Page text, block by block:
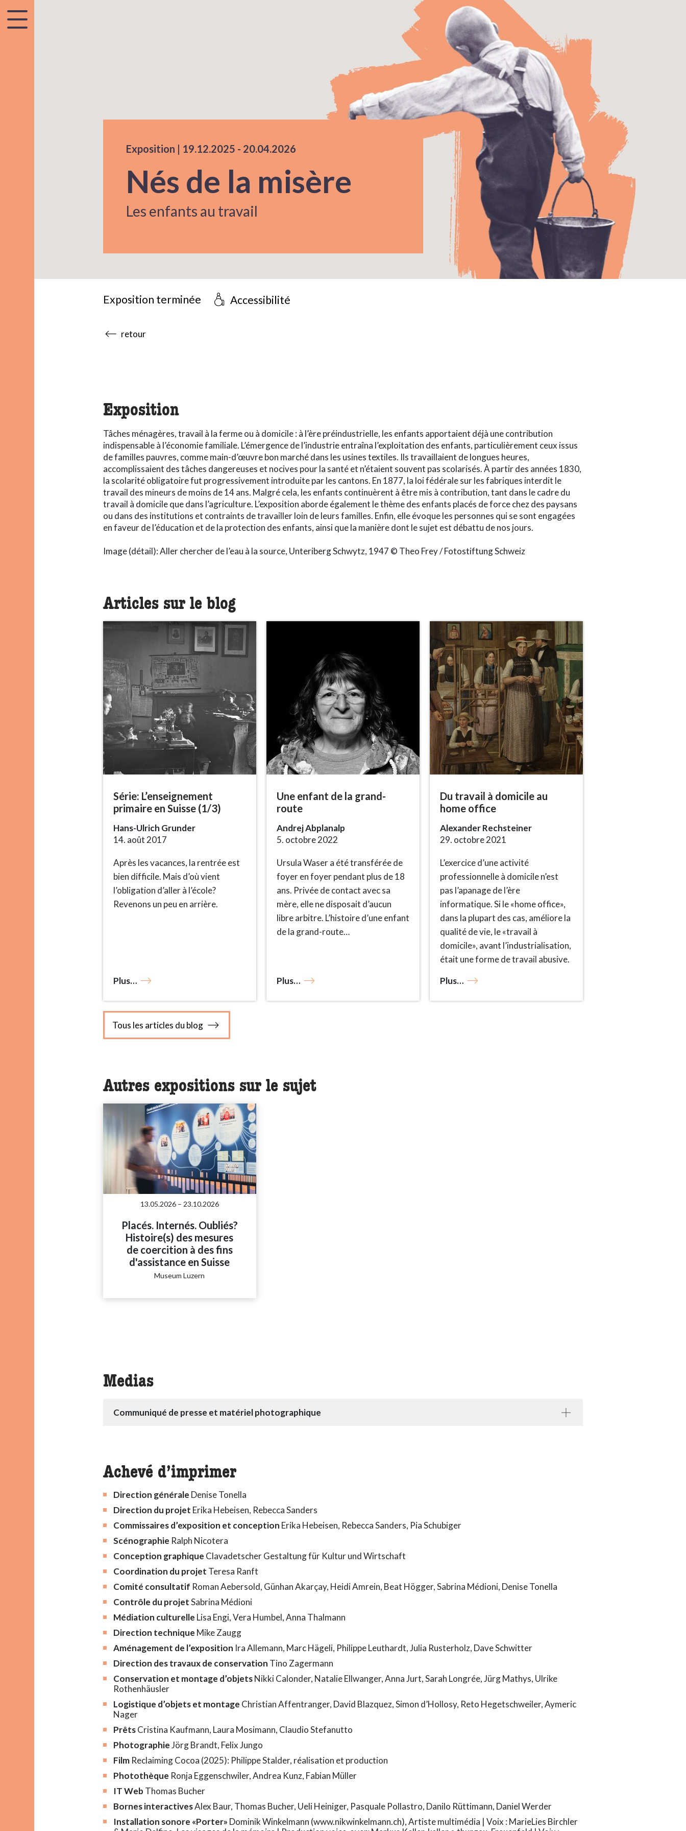
accessibility.menu
Nés de la misère
Les enfants au travail
Exposition | 19.12.2025 accessibility.time_to
- 20.04.2026
Exposition terminée Accessibilité
accessibility.sr-only.body-term
retour
Exposition
Tâches ménagères, travail à la ferme ou à domicile : à l’ère préindustrielle, les enfants apportaient déjà une contribution
indispensable à l’économie familiale. L’émergence de l’industrie entraîna l’exploitation des enfants, particulièrement ceux issus
de familles pauvres, comme main-d’œuvre bon marché dans les usines textiles. Ils travaillaient de longues heures,
accomplissaient des tâches dangereuses et nocives pour la santé et n’étaient souvent pas scolarisés. À partir des années 1830,
la scolarité obligatoire fut progressivement introduite par les cantons. En 1877, la loi fédérale sur les fabriques interdit le
travail des mineurs de moins de 14 ans. Malgré cela, les enfants continuèrent à être mis à contribution, tant dans le cadre du
travail à domicile que dans l’agriculture. L’exposition aborde également le thème des enfants placés de force chez des paysans
ou dans des institutions et contraints de travailler loin de leurs familles. Enfin, elle évoque les personnes qui se sont engagées
en faveur de l’éducation et de la protection des enfants, ainsi que la manière dont le sujet est débattu de nos jours.
Image (détail): Aller chercher de l’eau à la source, Unteriberg Schwytz, 1947 © Theo Frey / Fotostiftung Schweiz
Articles sur le blog
Série: L’enseignement
primaire en Suisse (1/3)
Hans-Ulrich Grunder
14. août 2017
Après les vacances, la rentrée est
bien difficile. Mais d’où vient
l’obligation d’aller à l’école?
Revenons un peu en arrière.
Plus…
Une enfant de la grand-
route
Andrej Abplanalp
5. octobre 2022
Ursula Waser a été transférée de
foyer en foyer pendant plus de 18
ans. Privée de contact avec sa
mère, elle ne disposait d’aucun
libre arbitre. L’histoire d’une enfant
de la grand-route…
Plus…
Du travail à domicile au
home office
Alexander Rechsteiner
29. octobre 2021
L’exercice d’une activité
professionnelle à domicile n’est
pas l’apanage de l’ère
informatique. Si le «home office»,
dans la plupart des cas, améliore la
qualité de vie, le «travail à
domicile», avant l’industrialisation,
était une forme de travail abusive.
Plus…
Tous les articles du blog
Autres expositions sur le sujet
13.05.2026 – 23.10.2026
Placés. Internés. Oubliés?
Histoire(s) des mesures
de coercition à des fins
d'assistance en Suisse
Museum Luzern
Medias
Communiqué de presse et matériel photographique
Achevé d’imprimer
Direction générale Denise Tonella
Direction du projet Erika Hebeisen, Rebecca Sanders
Commissaires d’exposition et conception Erika Hebeisen, Rebecca Sanders, Pia Schubiger
Scénographie Ralph Nicotera
Conception graphique Clavadetscher Gestaltung für Kultur und Wirtschaft
Coordination du projet Teresa Ranft
Comité consultatif Roman Aebersold, Günhan Akarçay, Heidi Amrein, Beat Högger, Sabrina Médioni, Denise Tonella
Contrôle du projetSabrina Médioni
Médiation culturelle Lisa Engi, Vera Humbel, Anna Thalmann
Direction technique Mike Zaugg
Aménagement de l’exposition Ira Allemann, Marc Hägeli, Philippe Leuthardt, Julia Rusterholz, Dave Schwitter
Direction des travaux de conservation Tino Zagermann
Conservation et montage d’objetsNikki Calonder, Natalie Ellwanger, Anna Jurt, Sarah Longrée, Jürg Mathys, Ulrike
Rothenhäusler
Logistique d’objets et montage Christian Affentranger, David Blazquez, Simon d’Hollosy, Reto Hegetschweiler, Aymeric
Nager
PrêtsCristina Kaufmann, Laura Mosimann, Claudio Stefanutto
PhotographieJörg Brandt, Felix Jungo
Film Reclaiming Cocoa (2025): Philippe Stalder, réalisation et production
Photothèque Ronja Eggenschwiler, Andrea Kunz, Fabian Müller
IT Web Thomas Bucher
Bornes interactivesAlex Baur, Thomas Bucher, Ueli Heiniger, Pasquale Pollastro, Danilo Rüttimann, Daniel Werder
Installation sonore «Porter» Dominik Winkelmann (www.nikwinkelmann.ch), Artiste multimédia | Voix : MarieLies Birchler